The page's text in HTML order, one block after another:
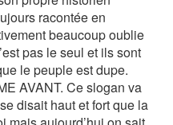
racontée en
beaucoup oublie
pas le seul et ils sont
le peuple est dupe.
AVANT. Ce slogan va
disait haut et fort que la